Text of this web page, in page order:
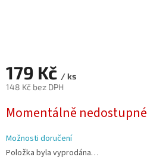
179 Kč / ks
148 Kč bez DPH
cena:
Momentálně nedostupné
Možnosti doručení
Položka byla vyprodána…